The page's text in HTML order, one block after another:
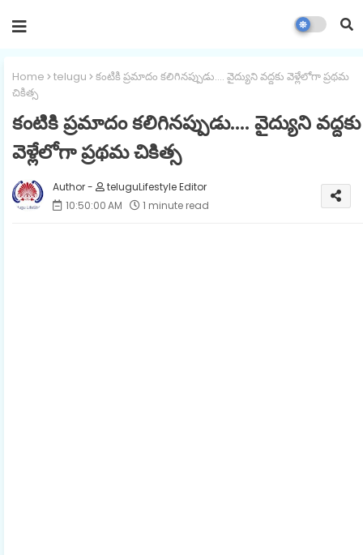
Home telugu
కంటికి ప్రమాదం కలిగినప్పుడు.... వైద్యుని వద్దకు వెళ్లేలోగా ప్రథమ
చికిత్స
కంటికి ప్రమాదం కలిగినప్పుడు.... వైద్యుని వద్దకు
వెళ్లేలోగా ప్రథమ చికిత్స
teluguLifestyle Editor
10:50:00 AM
1 minute read